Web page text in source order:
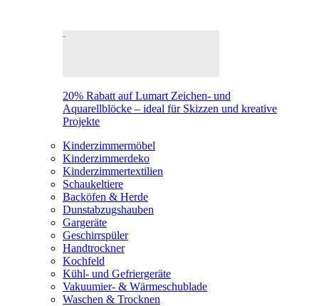
20% Rabatt auf Lumart Zeichen- und
Aquarellblöcke – ideal für Skizzen und kreative
Projekte
Kinderzimmermöbel
Kinderzimmerdeko
Kinderzimmertextilien
Schaukeltiere
Backöfen & Herde
Dunstabzugshauben
Gargeräte
Geschirrspüler
Handtrockner
Kochfeld
Kühl- und Gefriergeräte
Vakuumier- & Wärmeschublade
Waschen & Trocknen